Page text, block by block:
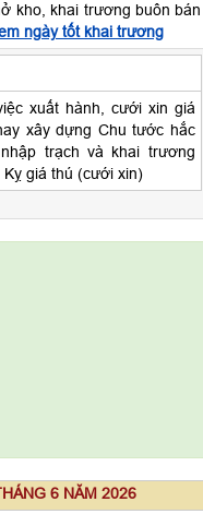
kho, khai trương buôn bán
ngày tốt khai trương
xuất hành, cưới xin giá
xây dựng Chu tước hắc
trạch và khai trương
Kỵ giá thú (cưới xin)
6 NĂM 2026